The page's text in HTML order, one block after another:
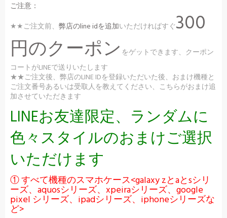
ご注意：
★★ご注文前、 弊店のline idを追加いただければすぐ300
円のクーポン をゲットできます、クーポン
コートがLINEで送りいたします
★★ご注文後、弊店のLINE IDを登録いただいた後、おまけ機種と
ご注文番号あるいは受取人を教えてください、こちらがおまけ追
加させていただきます
LINEお友達限定、ランダムに
色々スタイルのおまけご選択
いただけます
① すべて機種のスマホケース<galaxy zとaとsシリ
ーズ、aquosシリーズ、xpeiraシリーズ、google
pixel シリーズ、ipadシリーズ、iphoneシリーズな
ど>